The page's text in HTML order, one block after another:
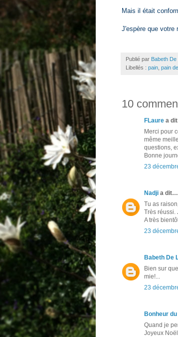
Mais il était
J'espère que votre
Publié par Babeth De
Libellés : pain pain
10
FLaure a
Merci pour
même
questions,
Bonne
23
Nadji a dit…
Tu as
Très réussi.
A très
23
Babeth De
Bien sur
mie!...
23
Bonheur
Quand je
Joyeux